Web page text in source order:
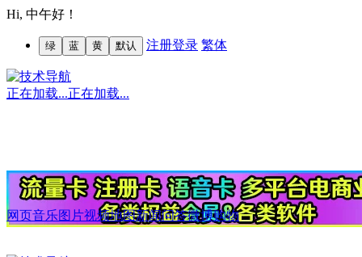
Hi, 中午好！
绿 蓝 黄 默认 注册登录 繁体
正在加载...正在加载...
网页音乐图片视频地图新闻问答微博购物